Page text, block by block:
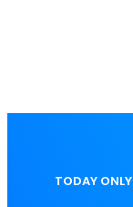
TODAY ONLY